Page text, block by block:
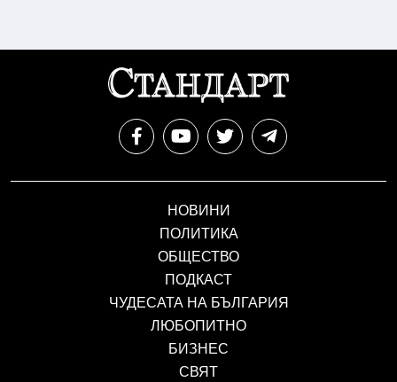
НОВИНИ
ПОЛИТИКА
ОБЩЕСТВО
ПОДКАСТ
ЧУДЕСАТА НА БЪЛГАРИЯ
ЛЮБОПИТНО
БИЗНЕС
СВЯТ